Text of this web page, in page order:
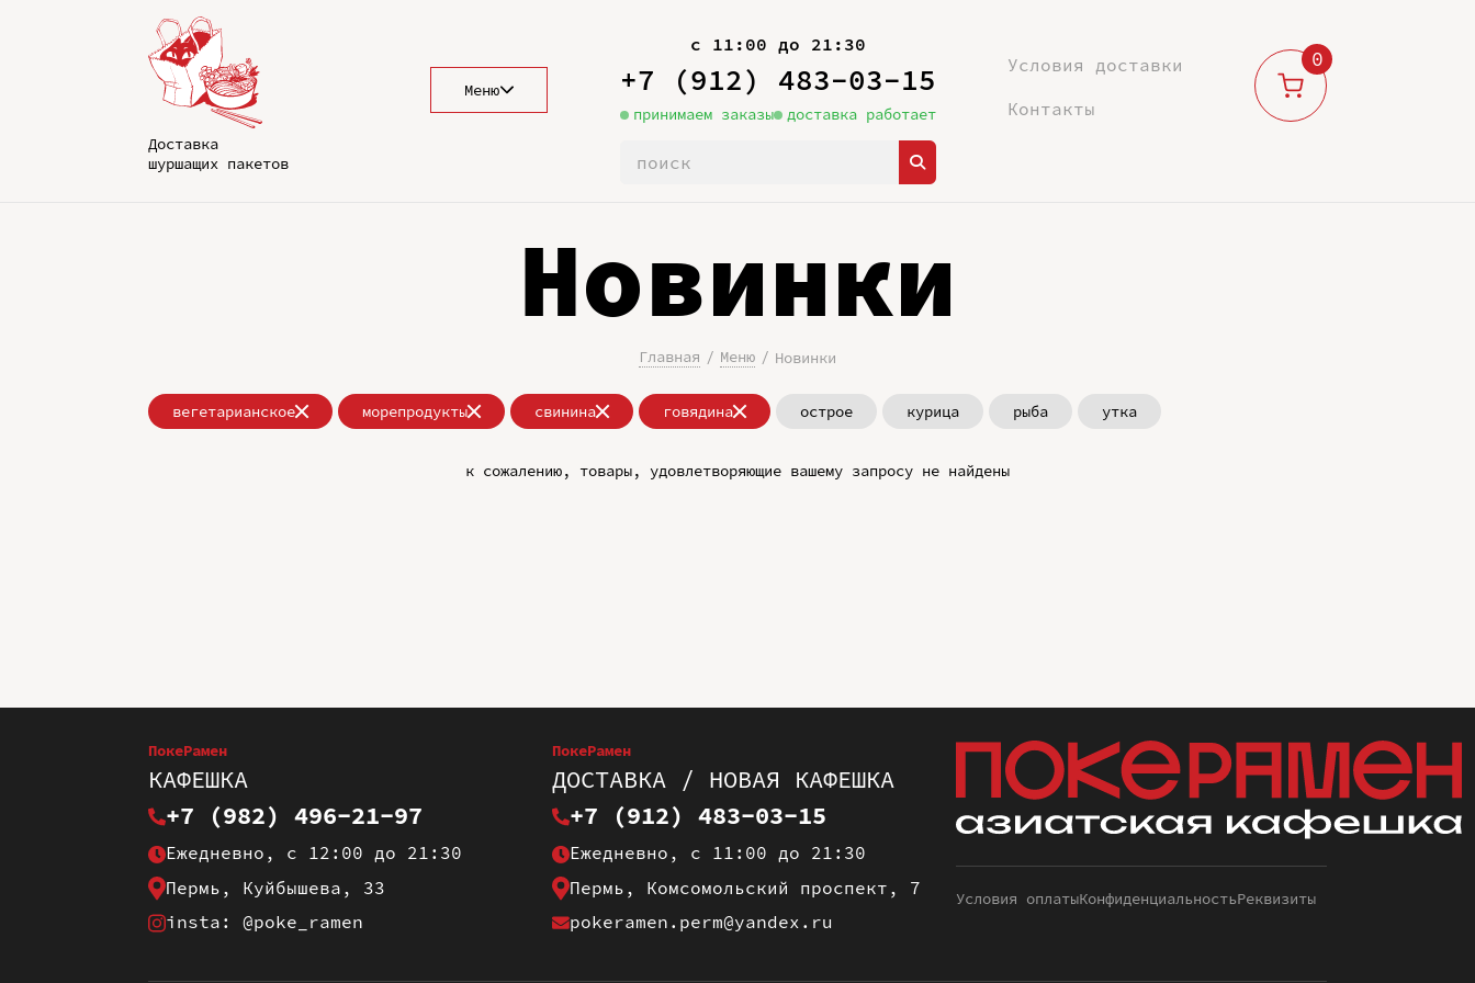
Доставка
шуршащих пакетов
Меню
с 11:00 до 21:30
+7 (912) 483-03-15
принимаем заказы доставка работает
Условия доставки
Контакты
0
Новинки
Главная Меню Новинки
вегетарианское морепродукты свинина говядина острое курица рыба утка
к сожалению, товары, удовлетворяющие вашему запросу не найдены
ПокеРамен
КАФЕШКА
+7 (982) 496-21-97
Ежедневно, с 12:00 до 21:30
Пермь, Куйбышева, 33
insta: @poke_ramen
ПокеРамен
ДОСТАВКА / НОВАЯ КАФЕШКА
+7 (912) 483-03-15
Ежедневно, с 11:00 до 21:30
Пермь, Комсомольский проспект, 7
pokeramen.perm@yandex.ru
Условия оплатыКонфиденциальностьРеквизиты